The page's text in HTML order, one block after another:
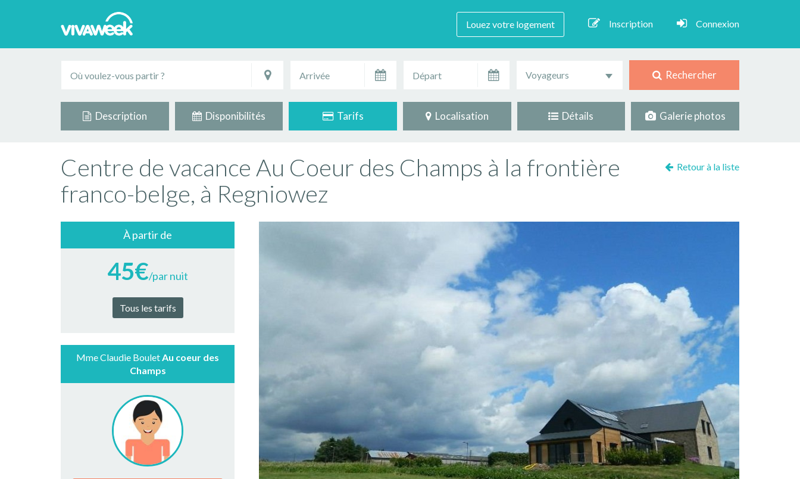
Louez votre logement Inscription Connexion
Voyageurs Rechercher
Description Disponibilités Tarifs Localisation Détails Galerie photos
Centre de vacance Au Coeur des Champs à la frontière
franco-belge, à Regniowez
Retour à la liste
À partir de
45€/par nuit
Tous les tarifs
Mme Claudie BouletAu coeur des
Champs